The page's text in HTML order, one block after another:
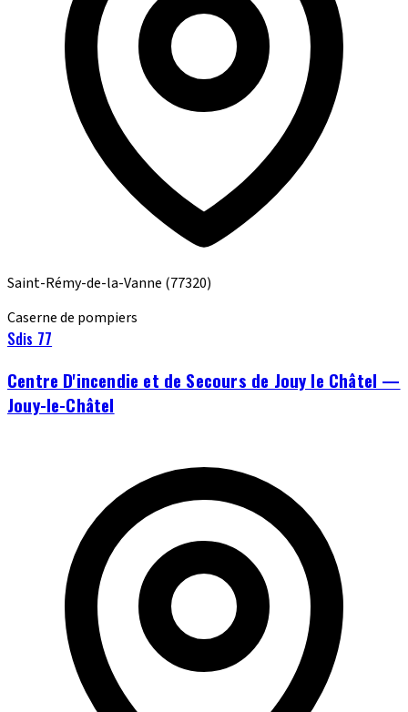
Saint-Rémy-de-la-Vanne (77320)
Caserne de pompiers
Sdis 77
Centre D'incendie et de Secours de Jouy le Châtel —
Jouy-le-Châtel